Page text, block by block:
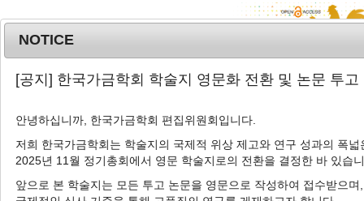
T
o
e
n
MENU
Advanced Search List
NOTICE
[공지] 한국가금학회 학술지 영문화 전환 및 논문 투고
안녕하십니까, 한국가금학회 편집위원회입니다.
저희 한국가금학회는 학술지의 국제적 위상 제고와 연구 성과의 폭넓
2025년 11월 정기총회에서 영문 학술지로의 전환을 결정한 바 있습
앞으로 본 학술지는 모든 투고 논문을 영문으로 작성하여 접수받으며,